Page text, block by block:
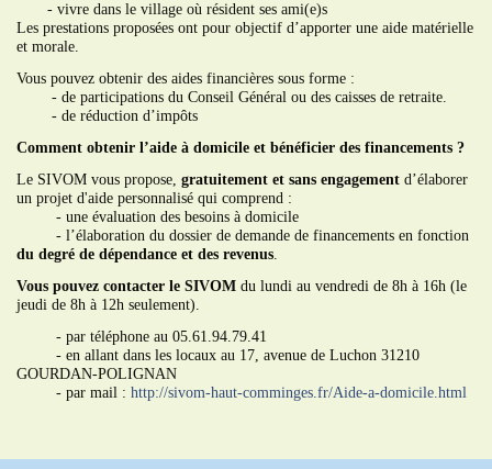
- vivre dans le village où résident ses ami(e)s
Les prestations proposées ont pour objectif d’apporter une aide matérielle
et morale.
Vous pouvez obtenir des aides financières sous forme :
- de participations du Conseil Général ou des caisses de retraite.
- de réduction d’impôts
Comment obtenir l’aide à domicile et bénéficier des financements ?
Le SIVOM vous propose, gratuitement et sans engagement d’élaborer
un projet d'aide personnalisé qui comprend :
- une évaluation des besoins à domicile
- l’élaboration du dossier de demande de financements en fonction
du degré de dépendance et des revenus.
Vous pouvez contacter le SIVOM du lundi au vendredi de 8h à 16h (le
jeudi de 8h à 12h seulement).
- par téléphone au 05.61.94.79.41
- en allant dans les locaux au 17, avenue de Luchon 31210
GOURDAN-POLIGNAN
- par mail : http://sivom-haut-comminges.fr/Aide-a-domicile.html